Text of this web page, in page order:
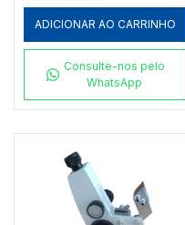
ADICIONAR AO CARRINHO
Consulte-nos pelo
WhatsApp